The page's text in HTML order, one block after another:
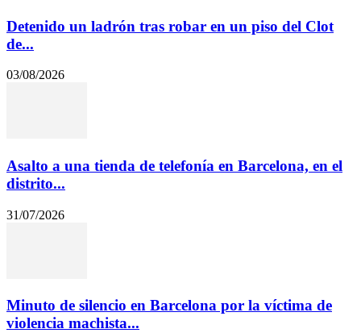
Detenido un ladrón tras robar en un piso del Clot
de...
03/08/2026
Asalto a una tienda de telefonía en Barcelona, en el
distrito...
31/07/2026
Minuto de silencio en Barcelona por la víctima de
violencia machista...